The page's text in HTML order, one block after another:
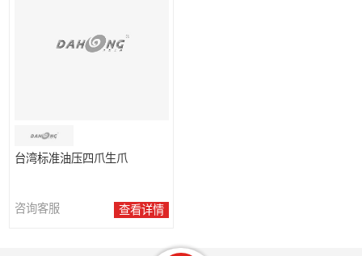
台湾标准油压四爪生爪
咨询客服 查看详情